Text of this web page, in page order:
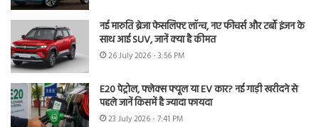
नई मारुति ब्रेजा फेसलिफ्ट लॉन्च, नए फीचर्स और टर्बो इंजन के
साथ आई SUV, जानें क्या है कीमत
26 July 2026 - 3:56 PM
E20 पेट्रोल, फ्लेक्स फ्यूल या EV कार? नई गाड़ी खरीदने से
पहले जानें किसमें है ज्यादा फायदा
23 July 2026 - 7:41 PM